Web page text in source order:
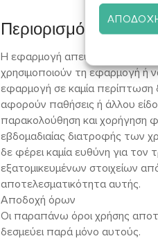
Περιορισμός
Η εφαρμογή απευθύνεται
χρησιμοποιούν τη εφαρμογή ή
εφαρμογή σε καμία περίπτωση
αφορούν παθήσεις ή άλλου
παρακολούθηση και χορήγηση
εβδομαδιαίας διατροφής των
δε φέρει καμία ευθύνη για
εξατομικευμένων στοιχείων
αποτελεσματικότητα αυτής.
Αποδοχή όρων
Οι παραπάνω όροι χρήσης
δεσμεύει παρά μόνο αυτούς.